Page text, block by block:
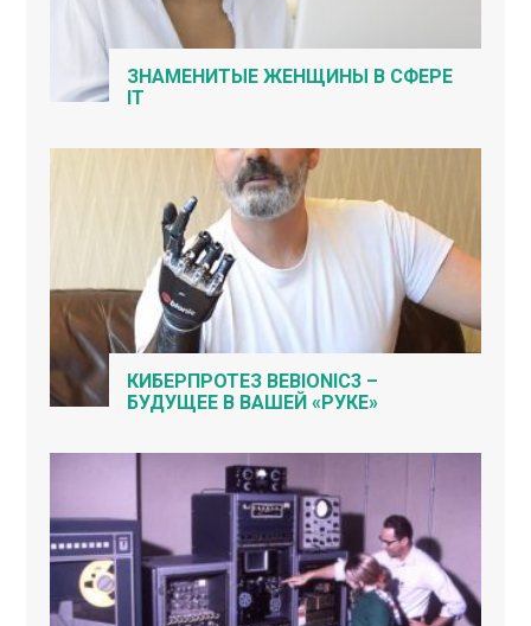
ЗНАМЕНИТЫЕ ЖЕНЩИНЫ В СФЕРЕ
IT
КИБЕРПРОТЕЗ BEBIONIC3 –
БУДУЩЕЕ В ВАШЕЙ «РУКЕ»